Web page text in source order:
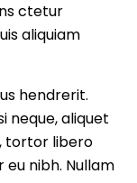
ctetur
aliquiam
hendrerit.
neque, aliquet
tortor libero
nibh. Nullam